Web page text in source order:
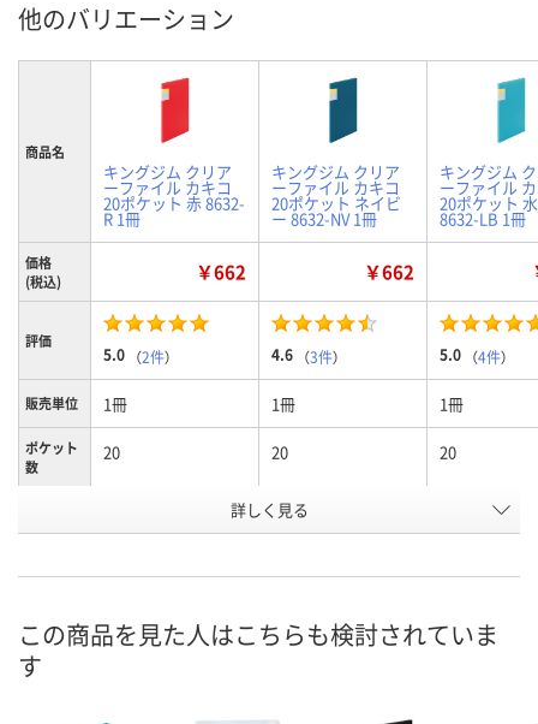
他のバリエーション
商品名
キングジム クリア
ーファイル カキコ
20ポケット 赤 8632-
R 1冊
キングジム クリア
ーファイル カキコ
20ポケット ネイビ
ー 8632-NV 1冊
キングジム
ーファイル
20ポケット
8632-LB 1冊
価格
(税込)
￥662 ￥662
評価
5.0 （2件） 4.6 （3件） 5.0 （4件）
販売単位 1冊 1冊 1冊
ポケット
数
20 20 20
A4タテ
在庫
詳しく見る
この商品を見た人はこちらも検討されていま
す